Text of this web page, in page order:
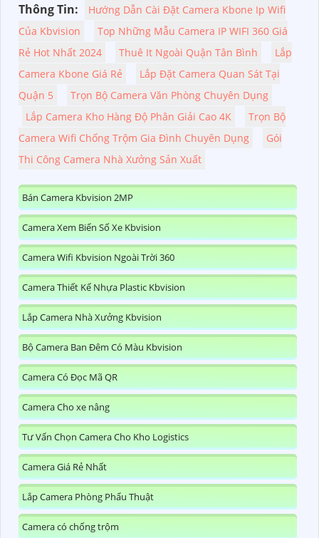
Thông Tin:
Hướng Dẫn Cài Đặt Camera Kbone Ip Wifi
Của Kbvision
Top Những Mẫu Camera IP WIFI 360 Giá
Rẻ Hot Nhất 2024
Thuê It Ngoài Quận Tân Bình
Lắp
Camera Kbone Giá Rẻ
Lắp Đặt Camera Quan Sát Tại
Quận 5
Trọn Bộ Camera Văn Phòng Chuyên Dụng
Lắp Camera Kho Hàng Độ Phân Giải Cao 4K
Trọn Bộ
Camera Wifi Chống Trộm Gia Đình Chuyên Dụng
Gói
Thi Công Camera Nhà Xưởng Sản Xuất
Bán Camera Kbvision 2MP
Camera Xem Biển Số Xe Kbvision
Camera Wifi Kbvision Ngoài Trời 360
Camera Thiết Kế Nhựa Plastic Kbvision
Lắp Camera Nhà Xưởng Kbvision
Bộ Camera Ban Đêm Có Màu Kbvision
Camera Có Đọc Mã QR
Camera Cho xe nâng
Tư Vấn Chọn Camera Cho Kho Logistics
Camera Giá Rẻ Nhất
Lắp Camera Phòng Phẩu Thuật
Camera có chống trộm